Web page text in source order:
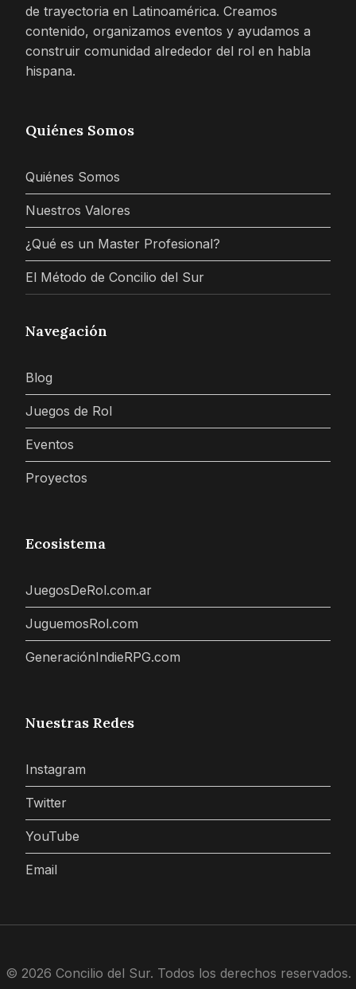
de trayectoria en Latinoamérica. Creamos
contenido, organizamos eventos y ayudamos a
construir comunidad alrededor del rol en habla
hispana.
Quiénes Somos
Quiénes Somos
Nuestros Valores
¿Qué es un Master Profesional?
El Método de Concilio del Sur
Navegación
Blog
Juegos de Rol
Eventos
Proyectos
Ecosistema
JuegosDeRol.com.ar
JuguemosRol.com
GeneraciónIndieRPG.com
Nuestras Redes
Instagram
Twitter
YouTube
Email
© 2026 Concilio del Sur. Todos los derechos reservados.